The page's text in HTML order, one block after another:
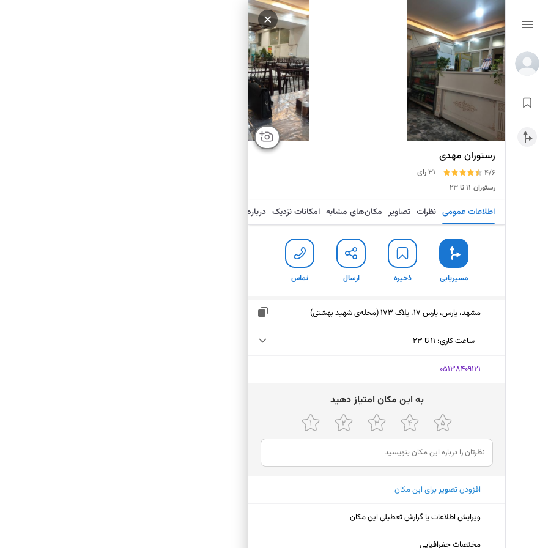
رستوران مهدی
4/6
31 رای
رستوران ۱۱ تا ۲۳
اطلاعات عمومی نظرات تصاویر مکان‌های مشابه امکانات نزدیک درباره
مسیریابی ذخیره ارسال تماس
مشهد، پارس، پارس 17، پلاک 173 (محله‌ی شهید بهشتی)
ساعت کاری: ۱۱ تا ۲۳
دوشنبه (امروز)
پنجشنبه
۱۱ تا ۲۳
جمعه
۱۱ تا ۲۳
شنبه
یکشنبه
‎05138409121
ﺑﻪ اﯾﻦ ﻣﮑﺎن اﻣﺘﯿﺎز دﻫﯿﺪ
افزودنتصویربرای این مکان
ویرایش اطلاعات یا گزارش تعطیلی این مکان
مختصات جغرافیایی